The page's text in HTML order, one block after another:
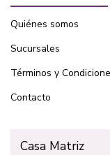
Quiénes somos
Sucursales
Términos y
Contacto
Casa Matriz